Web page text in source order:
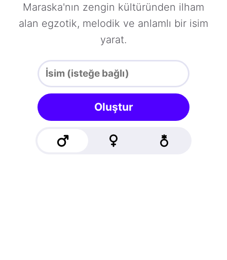
Maraska'nın zengin kültüründen ilham
alan egzotik, melodik ve anlamlı bir isim
yarat.
Oluştur